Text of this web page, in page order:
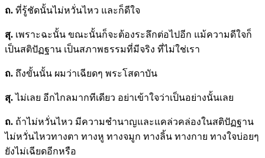
ถ. ที่รู้ชัดนั้นไม่หวั่นไหว และก็ดีใจ
สุ. เพราะฉะนั้น ขณะนั้นก็จะต้องระลึกต่อไปอีก แม้ความดีใจก็
เป็นสติปัฏฐาน เป็นสภาพธรรมที่มีจริง ที่ไม่ใช่เรา
ถ. ถึงขั้นนั้น ผมว่าเฉียดๆ พระโสดาบัน
สุ.ไม่เลย อีกไกลมากทีเดียว อย่าเข้าใจว่าเป็นอย่างนั้นเลย
ถ. ถ้าไม่หวั่นไหว มีความชำนาญและแคล่วคล่องในสติปัฏฐาน
ไม่หวั่นไหวทางตา ทางหู ทางจมูก ทางลิ้น ทางกาย ทางใจบ่อยๆ
ยังไม่เฉียดอีกหรือ